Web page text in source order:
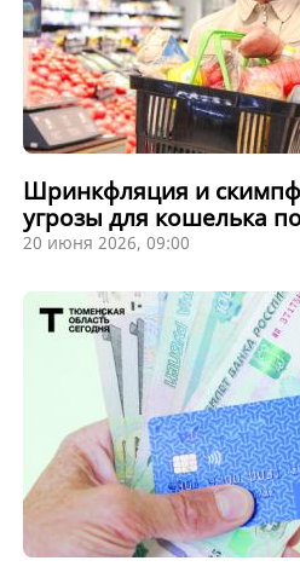
Шринкфляция и
угрозы для кошелька
20 июня 2026, 09:00